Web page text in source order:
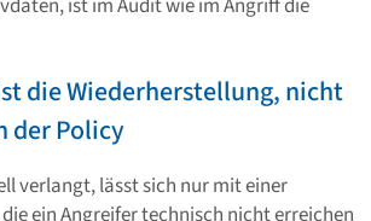
ist im Audit wie im Angriff die
die Wiederherstellung, nicht
der Policy
verlangt, lässt sich nur mit einer
ein Angreifer technisch nicht erreichen